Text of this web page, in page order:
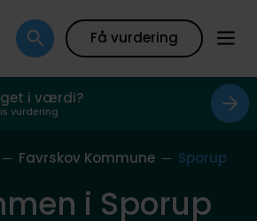
Få vurdering
i værdi?
vurdering
Favrskov Kommune Sporup
i Sporup